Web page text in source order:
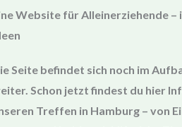
Website für Alleinerziehende –
Seite befindet sich noch im
Schon jetzt findest du hier
Treffen in Hamburg – von